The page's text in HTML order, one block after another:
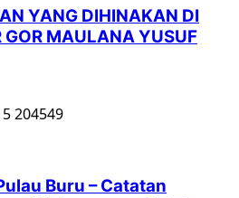
YANG DIHINAKAN DI
GOR MAULANA YUSUF
Buru – Catatan